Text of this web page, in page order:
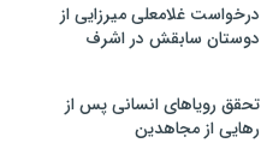
درخواست غلامعلی میرزایی از
دوستان سابقش در اشرف
تحقق رویاهای انسانی پس از
رهایی از مجاهدین